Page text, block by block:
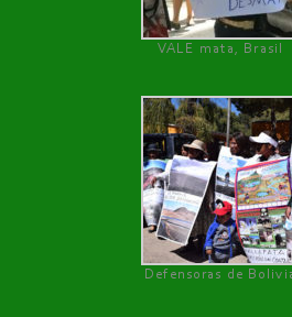
VALE mata, Brasil
Defensoras de